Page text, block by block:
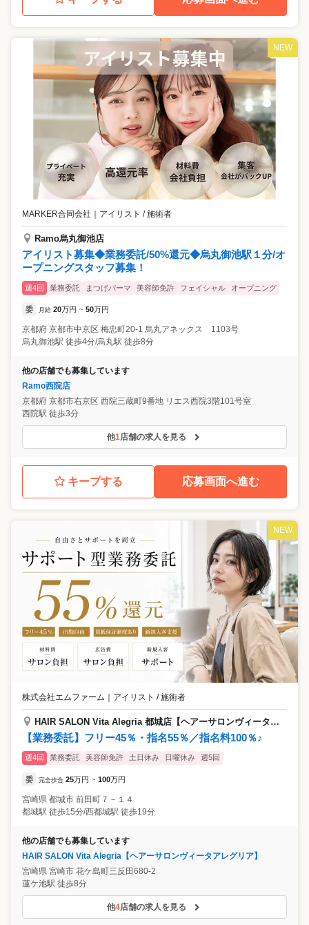
NEW
MARKER合同会社 アイリスト / 施術者
Ramo烏丸御池店
アイリスト募集◆業務委託/50%還元◆烏丸御池駅１分/オ
ープニングスタッフ募集！
週4回 業務委託 まつげパーマ 美容師免許 フェイシャル オープニング
委 月給 20万円 ~ 50万円
京都府 京都市中京区 梅忠町20-1 烏丸アネックス 1103号
烏丸御池駅 徒歩4分/烏丸駅 徒歩8分
他の店舗でも募集しています
Ramo西院店
京都府 京都市右京区 西院三蔵町9番地 リエス西院3階101号室
西院駅 徒歩3分
他1店舗の求人を見る
キープする 応募画面へ進む
NEW
株式会社エムファーム ｜ アイリスト / 施術者
HAIR SALON Vita Alegria 都城店【ヘアーサロンヴィータアレグリア】
【業務委託】フリー45％・指名55％／指名料100％♪
週4回 業務委託 美容師免許 土日休み 日曜休み 週5回
委 完全歩合 25万円 ~ 100万円
宮崎県 都城市 前田町７－１４
都城駅 徒歩15分/西都城駅 徒歩19分
他の店舗でも募集しています
HAIR SALON Vita Alegria【ヘアーサロンヴィータアレグリア】
宮崎県 宮崎市 花ケ島町三反田680-2
蓮ケ池駅 徒歩8分
他4店舗の求人を見る